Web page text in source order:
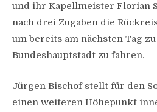
und ihr Kapellmeister Florian
nach drei Zugaben die
um bereits am nächsten Tag
Bundeshauptstadt zu fahren.
Jürgen Bischof stellt für den
einen weiteren Höhepunkt